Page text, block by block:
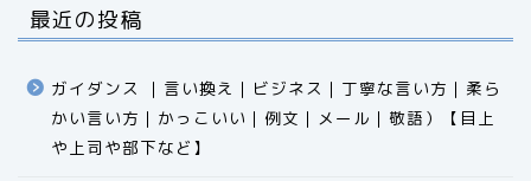
最近の投稿
ガイダンス ｜言い換え｜ビジネス｜丁寧な言い方｜柔ら
かい言い方｜かっこいい｜例文｜メール｜敬語）【目上
や上司や部下など】​​​​​​​​​​​​​​​​